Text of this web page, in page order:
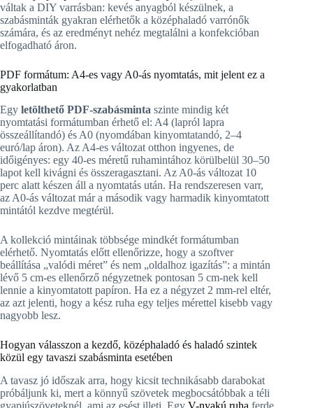
váltak a DIY varrásban: kevés anyagból készülnek, a
szabásminták gyakran elérhetők a középhaladó varrónők
számára, és az eredményt nehéz megtalálni a konfekcióban
elfogadható áron.
PDF formátum: A4-es vagy A0-ás nyomtatás, mit jelent ez a
gyakorlatban
Egy letölthető PDF-szabásminta szinte mindig két
nyomtatási formátumban érhető el: A4 (lapról lapra
összeállítandó) és A0 (nyomdában kinyomtatandó, 2–4
euró/lap áron). Az A4-es változat otthon ingyenes, de
időigényes: egy 40-es méretű ruhamintához körülbelül 30–50
lapot kell kivágni és összeragasztani. Az A0-ás változat 10
perc alatt készen áll a nyomtatás után. Ha rendszeresen varr,
az A0-ás változat már a második vagy harmadik kinyomtatott
mintától kezdve megtérül.
A kollekció mintáinak többsége mindkét formátumban
elérhető. Nyomtatás előtt ellenőrizze, hogy a szoftver
beállítása „valódi méret” és nem „oldalhoz igazítás”: a mintán
lévő 5 cm-es ellenőrző négyzetnek pontosan 5 cm-nek kell
lennie a kinyomtatott papíron. Ha ez a négyzet 2 mm-rel eltér,
az azt jelenti, hogy a kész ruha egy teljes mérettel kisebb vagy
nagyobb lesz.
Hogyan válasszon a kezdő, középhaladó és haladó szintek
közül egy tavaszi szabásminta esetében
A tavasz jó időszak arra, hogy kicsit technikásabb darabokat
próbáljunk ki, mert a könnyű szövetek megbocsátóbbak a téli